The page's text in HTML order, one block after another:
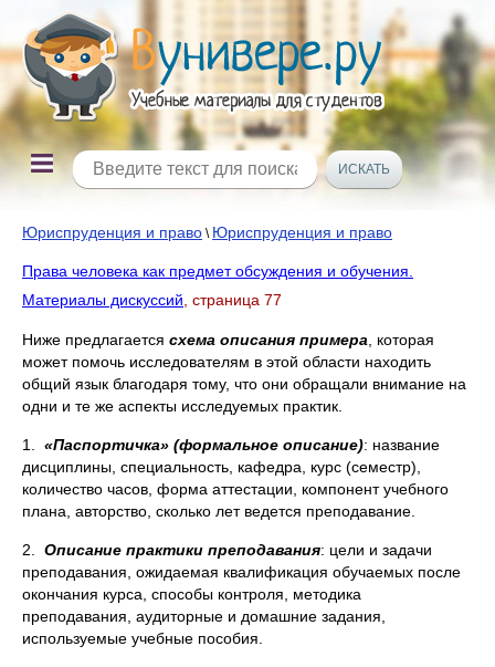
Юриспруденция и право \ Юриспруденция и право
Права человека как предмет обсуждения и обучения.
Материалы дискуссий , страница 77
Ниже предлагается схема описания примера , которая
может помочь исследователям в этой области находить
общий язык благодаря тому, что они обращали внимание на
одни и те же аспекты исследуемых практик.
1. «Паспортичка» (формальное описание): название
дисциплины, специальность, кафедра, курс (семестр),
количество часов, форма аттестации, компонент учебного
плана, авторство, сколько лет ведется преподавание.
2. Описание практики преподавания: цели и задачи
преподавания, ожидаемая квалификация обучаемых после
окончания курса, способы контроля, методика
преподавания, аудиторные и домашние задания,
используемые учебные пособия.